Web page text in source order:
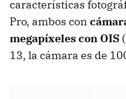
características
Pro, ambos con
megapíxeles con OIS
13, la cámara es de